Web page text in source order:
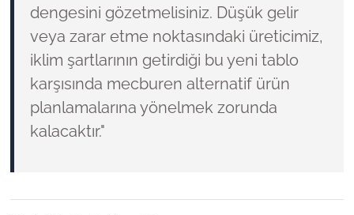
dengesini gözetmelisiniz. Düşük gelir
veya zarar etme noktasındaki üreticimiz,
iklim şartlarının getirdiği bu yeni tablo
karşısında mecburen alternatif ürün
planlamalarına yönelmek zorunda
kalacaktır."